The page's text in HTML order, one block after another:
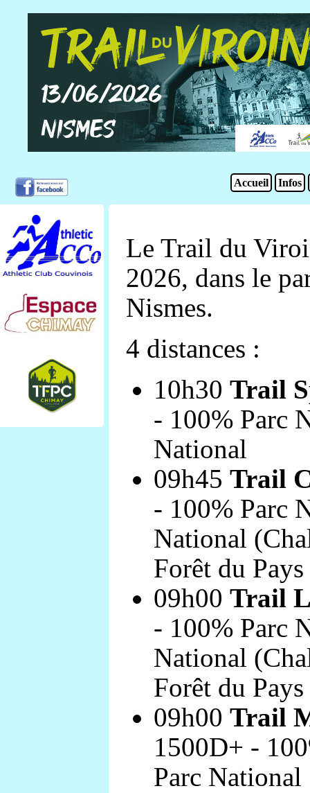
Accueil Infos
Le Trail du
2026, dans le
Nismes.
4 distances :
10h30 Trail
- 100% Parc
National
09h45 Trail
- 100% Parc
National
Forêt du
09h00 Trail
- 100% Parc
National
Forêt du
09h00 Trail
1500D+ -
Parc National